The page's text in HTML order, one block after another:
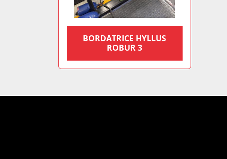
BORDATRICE HYLLUS
ROBUR 3